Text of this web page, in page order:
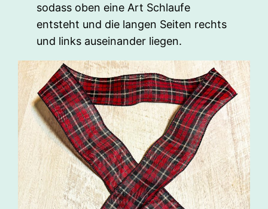
sodass oben eine Art Schlaufe
entsteht und die langen Seiten rechts
und links auseinander liegen.